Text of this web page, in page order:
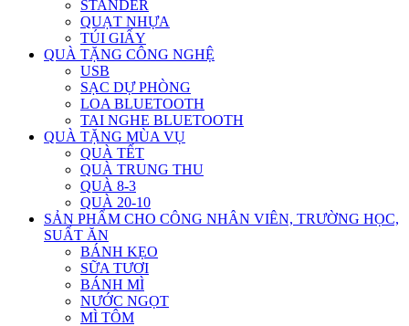
STANDER
QUẠT NHỰA
TÚI GIẤY
QUÀ TẶNG CÔNG NGHỆ
USB
SẠC DỰ PHÒNG
LOA BLUETOOTH
TAI NGHE BLUETOOTH
QUÀ TẶNG MÙA VỤ
QUÀ TẾT
QUÀ TRUNG THU
QUÀ 8-3
QUÀ 20-10
SẢN PHẨM CHO CÔNG NHÂN VIÊN, TRƯỜNG HỌC,
SUẤT ĂN
BÁNH KẸO
SỮA TƯƠI
BÁNH MÌ
NƯỚC NGỌT
MÌ TÔM